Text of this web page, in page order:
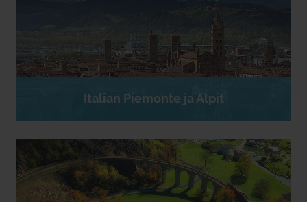
Italian Piemonte ja Alpit